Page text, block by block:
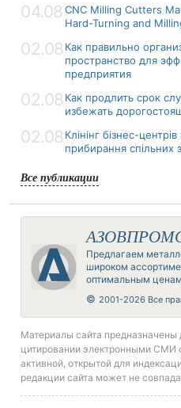
04.08 CNC Milling Cutters
Hard-Turning and
02.08 Как правильно
пространство для
предприятия
02.08 Как продлить срок
избежать
02.08 Клінінг бізнес-
прибирання спільних
Все публикации
Предлагаем
широком
оптимальным
© 2001-2026 Все
Материалы сайта предназначены
цитировании электронными СМИ
активной, открытой для
редакции сайта может не